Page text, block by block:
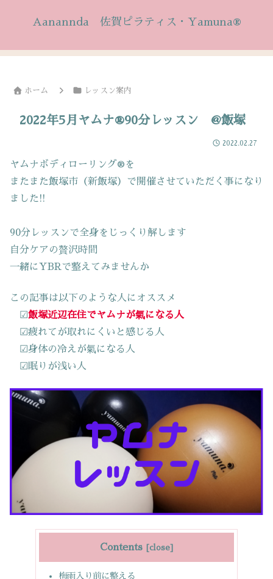
Aanannda 佐賀ピラティス・Yamuna®
ホーム レッスン案内
2022年5月ヤムナ®90分レッスン @飯塚
2022.02.27
ヤムナボディローリング®を
またまた飯塚市（新飯塚）で開催させていただく事になり
ました!!
90分レッスンで全身をじっくり解します
自分ケアの贅沢時間
一緒にYBRで整えてみませんか
この記事は以下のような人にオススメ
☑飯塚近辺在住でヤムナが氣になる人
☑疲れてが取れにくいと感じる人
☑身体の冷えが氣になる人
☑眠りが浅い人
Contents
梅雨入り前に整える